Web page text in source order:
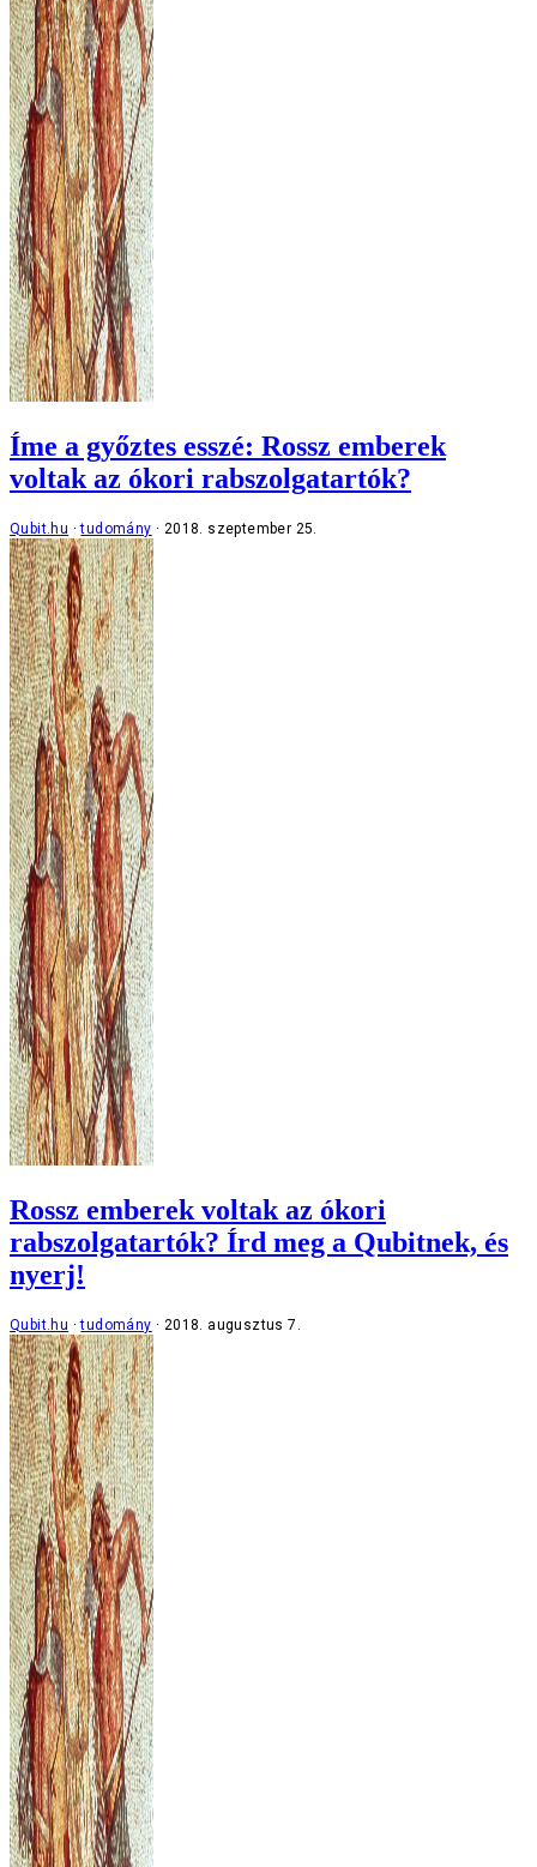
Íme a győztes esszé: Rossz emberek
voltak az ókori rabszolgatartók?
Qubit.hu tudomány 2018. szeptember 25.
Rossz emberek voltak az ókori
rabszolgatartók? Írd meg a Qubitnek, és
nyerj!
Qubit.hu tudomány 2018. augusztus 7.